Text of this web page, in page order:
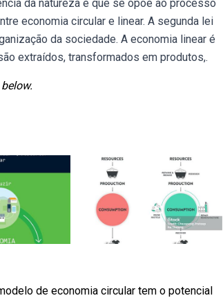
da natureza e que se opõe ao processo
economia circular e linear. A segunda lei
da sociedade. A economia linear é
extraídos, transformados em produtos,.
de economia circular tem o potencial